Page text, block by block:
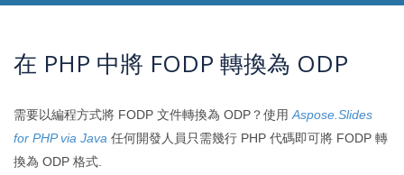
在 PHP 中將 FODP 轉換為 ODP
需要以編程方式將 FODP 文件轉換為 ODP？使用 Aspose.Slides
for PHP via Java 任何開發人員只需幾行 PHP 代碼即可將 FODP 轉
換為 ODP 格式.